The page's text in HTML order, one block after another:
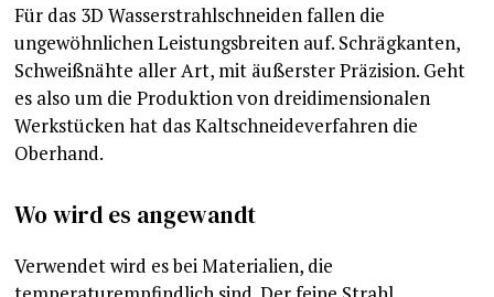
Für das 3D Wasserstrahlschneiden fallen die
ungewöhnlichen Leistungsbreiten auf. Schrägkanten,
Schweißnähte aller Art, mit äußerster Präzision. Geht
es also um die Produktion von dreidimensionalen
Werkstücken hat das Kaltschneideverfahren die
Oberhand.
Wo wird es angewandt
Verwendet wird es bei Materialien, die